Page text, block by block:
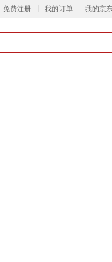
免费注册 我的订单 我的京